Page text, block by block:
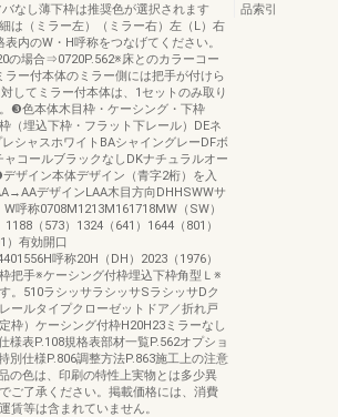
なし薄下枠は推奨色が選択されます
は（ミラー左）（ミラー右）左（L）右
表内のW・H呼称をつなげてください。
の場合⇒0720P.562※床とのカラーコー
ラー付本体のミラー側には把手が付けら
してミラー付本体は、1セットのみ取り
❸色本体木目枠・ケーシング・下枠
（埋込下枠・フラット下レール）DEネ
シャスホワイトBAシャイングレーDFボ
ャコールブラックなしDKナチュラルオー
ザイン本体デザイン（青字2桁）を入
デザインLAA木目方向DHHSWWサ
呼称0708M1213M161718MW（SW）
（573）1324（641）1644（801）
）有効開口
呼称20H（DH）2023（1976）
把手※ケーシング付枠埋込下枠角型Ｌ※
。510ラシッサラシッサSラシッサDク
ールタイプクローゼットドア／折れ戸
枠）ケーシング付枠H20H23ミラーなし
様表P.108規格表部材一覧P.562オプショ
別仕様P.806調整方法P.863施工上の注意
の色は、印刷の特性上実物とは多少異
ご了承ください。掲載価格には、消費
賃等は含まれていません。
品索引